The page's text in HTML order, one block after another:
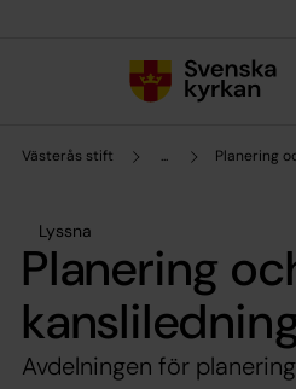
Västerås stift ... Planering
Lyssna
Planering
Avdelningen för